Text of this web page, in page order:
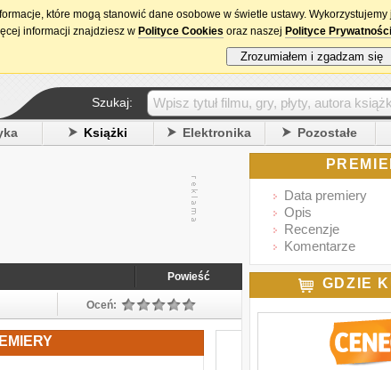
15. urodziny DataPremiery.pl
Szukaj:
Książki Elektronika Pozostałe
Powieść
Oceń:
Data premiery
Opis
Recenzje
Komentarze
GDZIE
które mogą stanowić dane osobowe w świetle ustawy. Wykorzystujemy
informacji znajdziesz w Polityce Cookies oraz naszej Polityce Prywatności
Zrozumiałem i zgadzam się